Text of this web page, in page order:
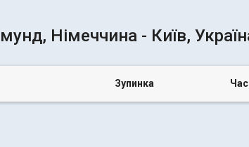
Німеччина - Київ,
Зупинка